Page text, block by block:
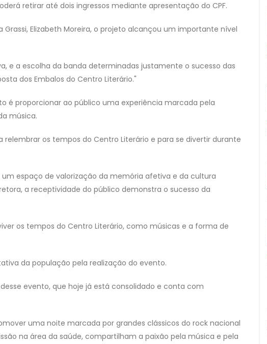
retirar até dois ingressos mediante apresentação do CPF.
Elizabeth Moreira, o projeto alcançou um importante nível
e a escolha da banda determinadas justamente o sucesso das
dos Embalos do Centro Literário."
é proporcionar ao público uma experiência marcada pela
música.
os tempos do Centro Literário e para se divertir durante
espaço de valorização da memória afetiva e da cultura
a receptividade do público demonstra o sucesso da
os tempos do Centro Literário, como músicas e a forma de
da população pela realização do evento.
evento, que hoje já está consolidado e conta com
uma noite marcada por grandes clássicos do rock nacional
na área da saúde, compartilham a paixão pela música e pela